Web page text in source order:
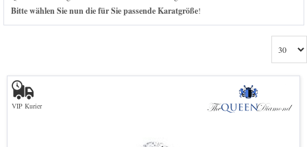
Bitte wählen Sie nun die für Sie passende Karatgröße!
VIP Kurier